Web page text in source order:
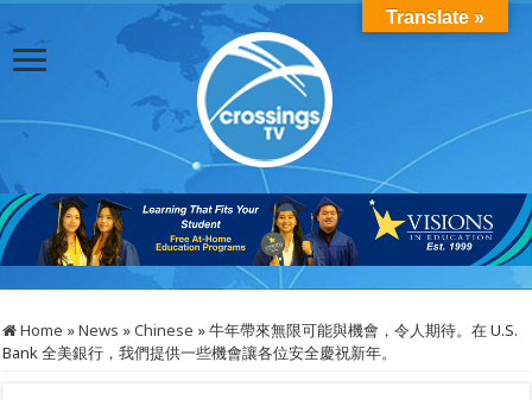
Home »News »Chinese »牛年帶來無限可能與機會，令人期待。在 U.S.
Bank 全美銀行，我們提供一些機會讓各位安全慶祝新年。
Translate »